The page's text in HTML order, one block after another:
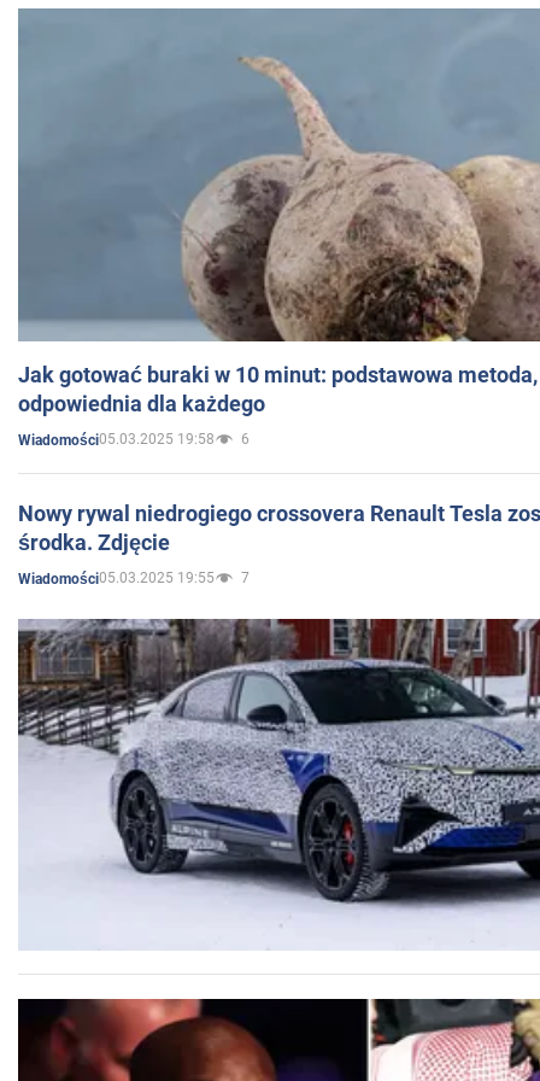
Jak gotować buraki w 10 minut: podstawowa
odpowiednia dla każdego
Wiadomości05.03.2025 19:58 6
Nowy rywal niedrogiego crossovera Renault Tesla
środka. Zdjęcie
Wiadomości05.03.2025 19:55 7